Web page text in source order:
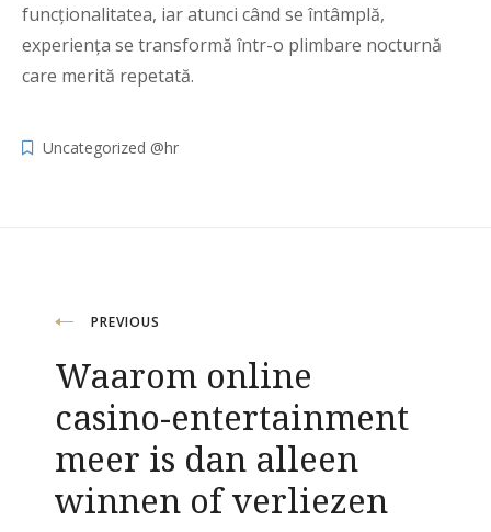
funcționalitatea, iar atunci când se întâmplă,
experiența se transformă într-o plimbare nocturnă
care merită repetată.
Uncategorized @hr
Navigacija
objava
PREVIOUS
Waarom online
casino-entertainment
meer is dan alleen
winnen of verliezen